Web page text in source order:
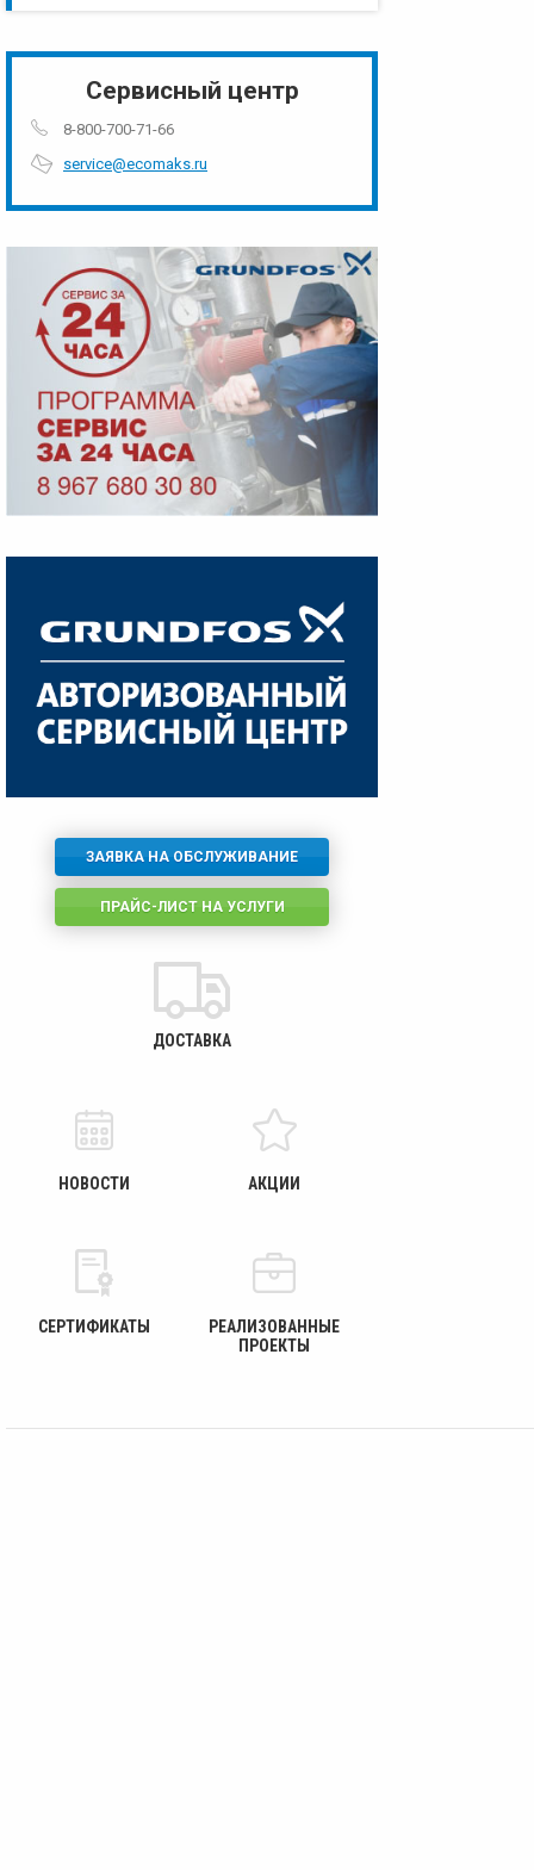
Сервисный центр
8-800-700-71-66
service@ecomaks.ru
ЗАЯВКА НА ОБСЛУЖИВАНИЕ
ПРАЙС-ЛИСТ НА УСЛУГИ
ДОСТАВКА
НОВОСТИ АКЦИИ
СЕРТИФИКАТЫ
РЕАЛИЗОВАННЫЕ
ПРОЕКТЫ